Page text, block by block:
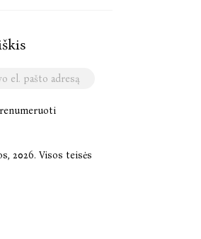
2026. Visos teisės